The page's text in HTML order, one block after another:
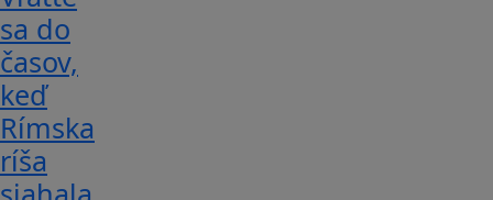
sa do
časov,
keď
Rímska
ríša